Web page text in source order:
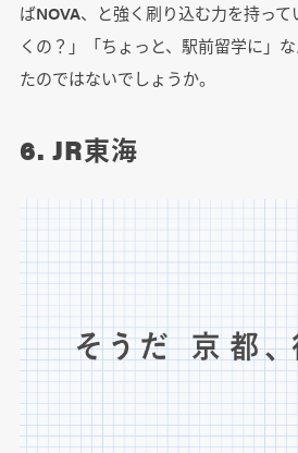
ばNOVA、と強く刷り込む力を持っ
くの？」「ちょっと、駅前留学に」
たのではないでしょうか。
6. JR東海